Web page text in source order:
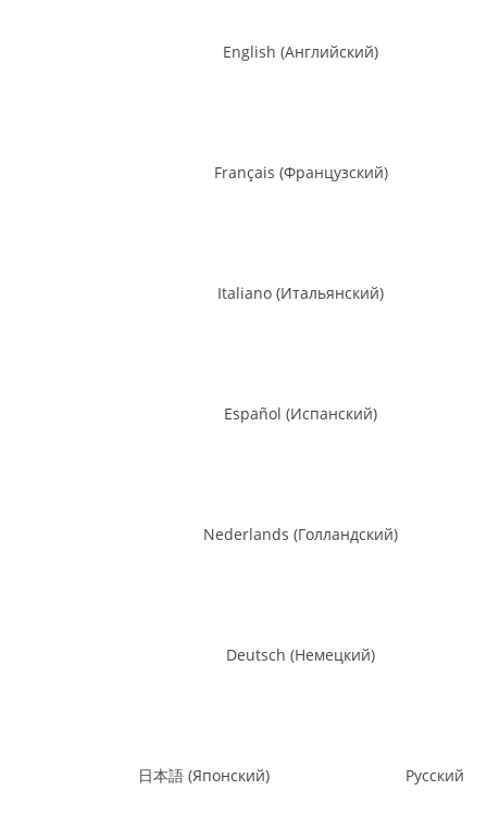
English (Английский)
Français (Французский)
Italiano (Итальянский)
Español (Испанский)
Nederlands (Голландский)
Deutsch (Немецкий)
日本語(Японский) Русский